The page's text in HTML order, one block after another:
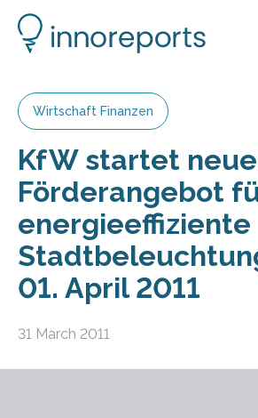
Wirtschaft Finanzen
KfW startet
Förderangebot
energieeffiziente
01. April 2011
31 March 2011